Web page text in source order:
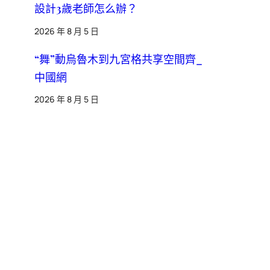
設計3歲老師怎么辦？
2026 年 8 月 5 日
“舞”動烏魯木到九宮格共享空間齊_
中國網
2026 年 8 月 5 日